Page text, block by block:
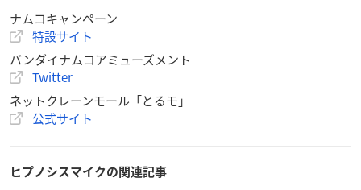
ナムコキャンペーン
特設サイト
バンダイナムコアミューズメント
Twitter
ネットクレーンモール「とるモ」
公式サイト
ヒプノシスマイクの関連記事